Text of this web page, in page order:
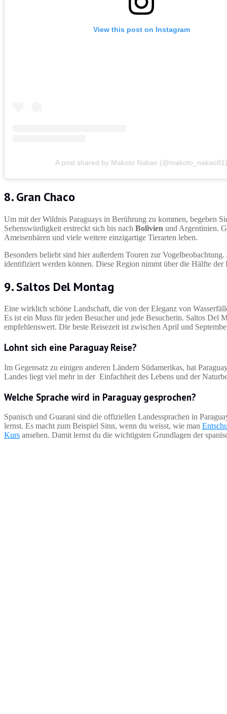
View this post on Instagram
A post shared by Makoto Nakao (@makoto_nakao81)
8. Gran Chaco
Um mit der Wildnis Paraguays in Berührung zu kommen, begeben
Sehenswürdigkeit erstreckt sich bis nach Bolivien und Argentinien.
Ameisenbären und viele weitere einzigartige Tierarten leben.
Besonders beliebt sind hier außerdem Touren zur
identifiziert werden können. Diese Region nimmt über die Hälfte der
9. Saltos Del Montag
Eine wirklich schöne Landschaft, die von der Eleganz von
Es ist ein Muss für jeden Besucher und jede Besucherin. Saltos Del
empfehlenswert. Die beste Reisezeit ist zwischen April und
Lohnt sich eine Paraguay Reise?
Im Gegensatz zu einigen anderen Ländern Südamerikas, hat
Landes liegt viel mehr in der Einfachheit des Lebens und der
Welche Sprache wird in Paraguay gesprochen?
Spanisch und Guarani sind die offiziellen Landessprachen in
lernst. Es macht zum Beispiel Sinn, wenn du weisst, wie man
Kurs ansehen. Damit lernst du die wichtigsten Grundlagen der